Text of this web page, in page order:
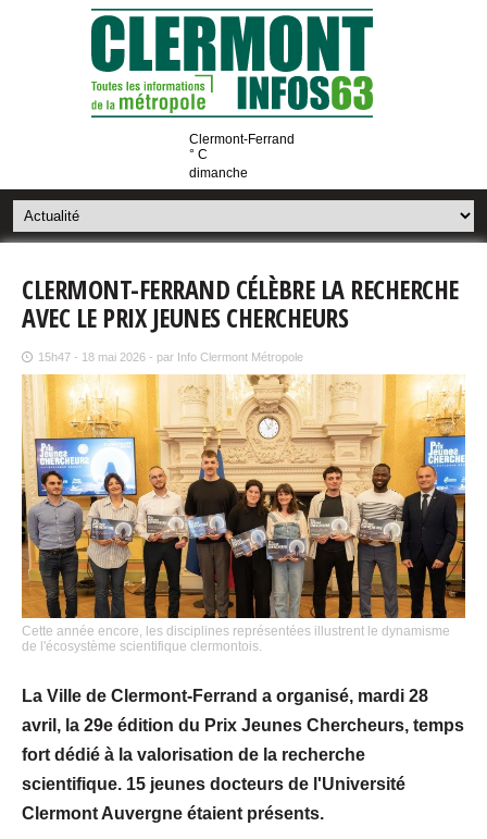
Clermont-Ferrand
° C
dimanche
CLERMONT-FERRAND CÉLÈBRE LA RECHERCHE
AVEC LE PRIX JEUNES CHERCHEURS
15h47 - 18 mai 2026 - par Info Clermont Métropole
Cette année encore, les disciplines représentées illustrent le dynamisme
de l'écosystème scientifique clermontois.
La Ville de Clermont-Ferrand a organisé, mardi 28
avril, la 29e édition du Prix Jeunes Chercheurs, temps
fort dédié à la valorisation de la recherche
scientifique. 15 jeunes docteurs de l'Université
Clermont Auvergne étaient présents.